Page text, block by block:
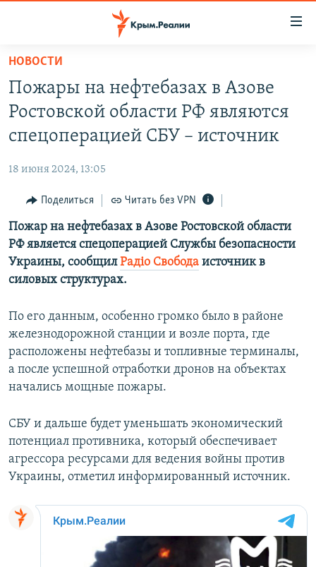
Вернуться
основному
содержанию
главной
Вернутся
поиску
СПЕЦПРОЕКТЫ
11 ЛЕТ ОККУПАЦИИ КРЫМА. 11 ИСТОРИЙ СОПРОТИВЛЕНИЯ
ЕЩЕ
ИНТЕРАКТИВ
ИНФОГРАФИКА
ТЕЛЕПРОЕКТ КРЫМ.РЕАЛИИ
СОВЕТЫ ПРАВОЗАЩИТНИКОВ
ПОБЕДИТЕЛЕЙ НЕ СУДЯТ?
КРЫМ.НЕПОКОРЕННЫЙ
РАДІО СВОБОДА
КАК ОБОЙТИ БЛОКИРОВКУ
Українською
Все сайты RFE/RL
НОВОСТИ
Пожары на нефтебазах в Азове
Ростовской области РФ являются
спецоперацией СБУ – источник
18 июня 2024, 13:05
Поделиться Читать без VPN
Пожар на нефтебазах в Азове Ростовской области
РФ является спецоперацией Службы безопасности
Украины, сообщилРадіо Свобода источник в
силовых структурах.
По его данным, особенно громко было в районе
железнодорожной станции и возле порта, где
расположены нефтебазы и топливные терминалы,
а после успешной отработки дронов на объектах
начались мощные пожары.
СБУ и дальше будет уменьшать экономический
потенциал противника, который обеспечивает
агрессора ресурсами для ведения войны против
Украины, отметил информированный источник.